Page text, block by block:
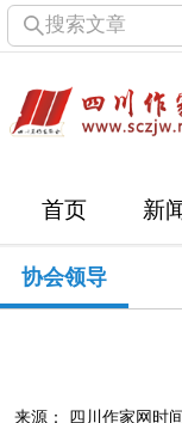
搜索文章
首页 新
机构
直属单位
历届主席团
时政
协会领导
来源： 四川作家网时